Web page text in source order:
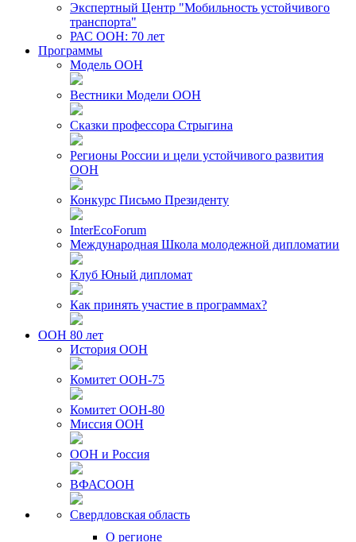
Экспертный Центр "Мобильность устойчивого
транспорта"
РАС ООН: 70 лет
Программы
Модель ООН
Вестники Модели ООН
Сказки профессора Стрыгина
Регионы России и цели устойчивого развития
ООН
Конкурс Письмо Президенту
InterEcoForum
Международная Школа молодежной дипломатии
Клуб Юный дипломат
Как принять участие в программах?
ООН 80 лет
История ООН
Комитет ООН-75
Комитет ООН-80
Миссия ООН
ООН и Россия
ВФАСООН
Свердловская область
О регионе